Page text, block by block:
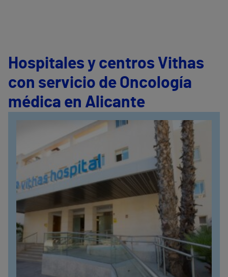
Hospitales y centros Vithas
con servicio de Oncología
médica en Alicante